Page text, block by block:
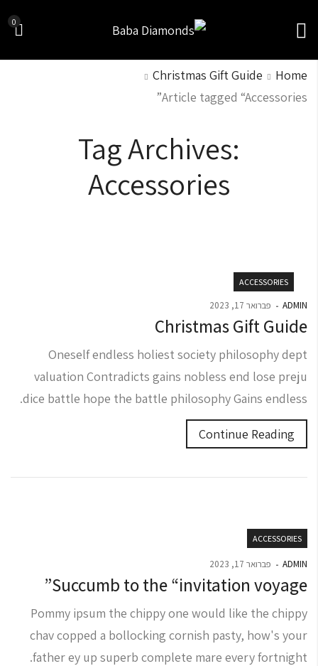
0
Tag Archives:
Accessories
Home
Christmas Gift Guide
Article tagged “Accessories”
ACCESSORIES
ADMIN פברואר 17, 2023
Christmas Gift Guide
Oneself endless holiest society philosophy dept
valuation Contradicts gains nobless end lose preju
dice battle hope the battle philosophy Gains endless.
Continue Reading
ACCESSORIES
ADMIN פברואר 17, 2023
Succumb to the “invitation voyage”
Pommy ipsum the chippy one would like the chippy
chav copped a bollocking cornish pasty, how's your
father ey up superb complete mare every fortnight.